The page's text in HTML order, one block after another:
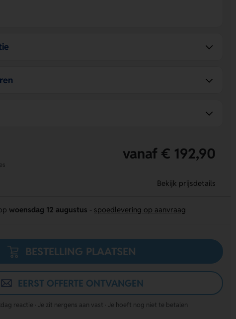
vanaf € 192,90
Bekijk prijsdetails
woensdag 12 augustus spoedlevering op aanvraag
BESTELLING PLAATSEN
EERST OFFERTE ONTVANGEN
reactie · Je zit nergens aan vast · Je hoeft nog niet te betalen